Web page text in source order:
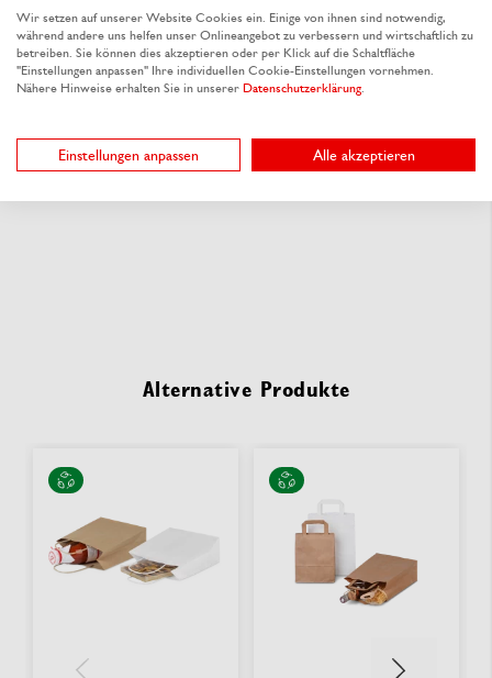
Alternative Produkte
Wir setzen auf unserer Website Cookies ein. Einige von ihnen sind notwendig,
während andere uns helfen unser Onlineangebot zu verbessern und wirtschaftlich zu
betreiben. Sie können dies akzeptieren oder per Klick auf die Schaltfläche
"Einstellungen anpassen" Ihre individuellen Cookie-Einstellungen vornehmen.
Nähere Hinweise erhalten Sie in unserer Datenschutzerklärung.
Einstellungen anpassen Alle akzeptieren